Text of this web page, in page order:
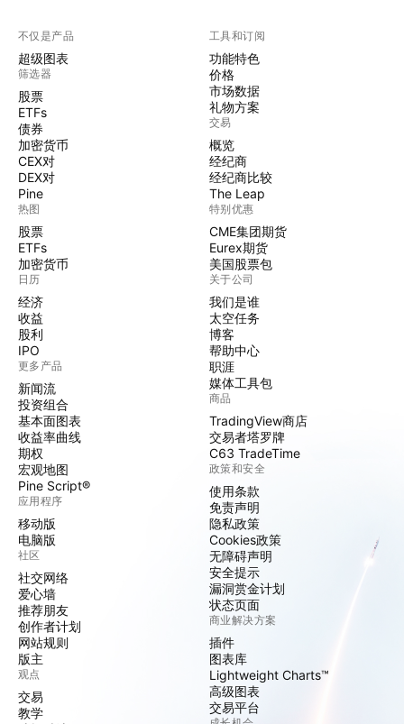
不仅是产品
超级图表
筛选器
股票
ETFs
债券
加密货币
CEX对
DEX对
Pine
热图
股票
ETFs
加密货币
日历
经济
收益
股利
IPO
更多产品
新闻流
投资组合
基本面图表
收益率曲线
期权
宏观地图
Pine Script®
应用程序
移动版
电脑版
社区
社交网络
爱心墙
推荐朋友
创作者计划
网站规则
版主
观点
交易
教学
工具和订阅
功能特色
价格
市场数据
礼物方案
交易
概览
经纪商
经纪商比较
The Leap
特别优惠
CME集团期货
Eurex期货
美国股票包
关于公司
我们是谁
太空任务
博客
帮助中心
职涯
媒体工具包
商品
TradingView商店
交易者塔罗牌
C63 TradeTime
政策和安全
使用条款
免责声明
隐私政策
Cookies政策
无障碍声明
安全提示
漏洞赏金计划
状态页面
商业解决方案
插件
图表库
Lightweight Charts™
高级图表
交易平台